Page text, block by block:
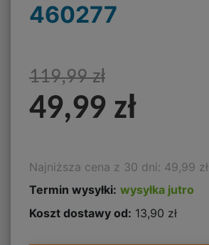
460277
119,99 zł
49,99 zł
Najniższa cena z 30 dni: 49,99 zł
Termin wysyłki: wysyłka jutro
Koszt dostawy od: 13,90 zł